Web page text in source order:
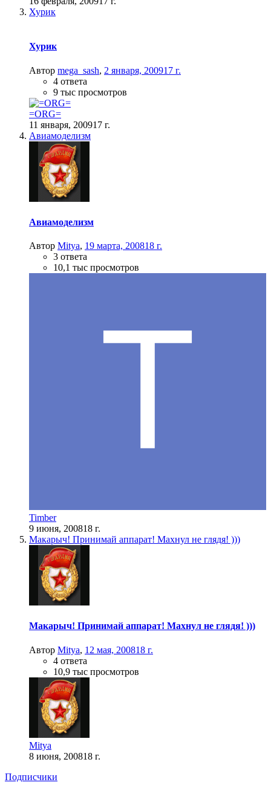
Хурик
Хурик
Автор mega_sash, 2 января, 200917 г.
4 ответа
9 тыс просмотров
=ORG=
11 января, 200917 г.
Авиамоделизм
Авиамоделизм
Автор Mitya, 19 марта, 200818 г.
3 ответа
10,1 тыс просмотров
Timber
9 июня, 200818 г.
Макарыч! Принимай аппарат! Махнул не глядя! )))
Макарыч! Принимай аппарат! Махнул не глядя! )))
Автор Mitya, 12 мая, 200818 г.
4 ответа
10,9 тыс просмотров
Mitya
8 июня, 200818 г.
Подписчики